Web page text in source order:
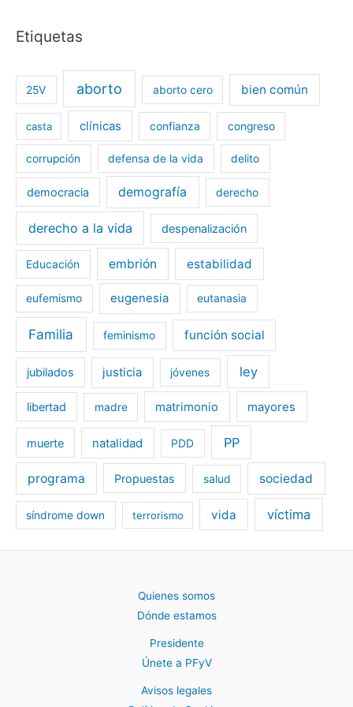
Etiquetas
25V aborto aborto cero bien común
casta clínicas confianza congreso
corrupción defensa de la vida delito
democracia demografía derecho
derecho a la vida despenalización
Educación embrión estabilidad
eufemismo eugenesia eutanasia
Familia feminismo función social
jubilados justicia jóvenes ley
libertad madre matrimonio mayores
muerte natalidad PDD PP
programa Propuestas salud sociedad
síndrome down terrorismo vida víctima
Quienes somos
Dónde estamos
Presidente
Únete a PFyV
Avisos legales